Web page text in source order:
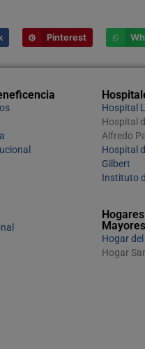
Pinterest
Hospital
Hospital
Alfredo
Hospital
Gilbert
Instituto
Mayores
Hogar
Hogar